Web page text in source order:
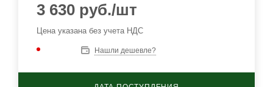
3 630 руб./шт
Цена указана без учета НДС
Нашли дешевле?